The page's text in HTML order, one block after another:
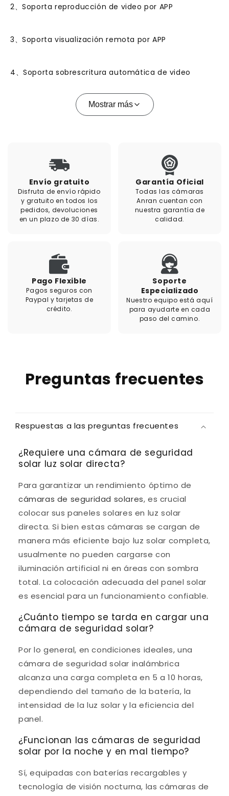
2、Soporta reproducción de video por APP
3、Soporta visualización remota por APP
4、Soporta sobrescritura automática de video
Mostrar más
Envío gratuito
Disfruta de envío rápido
y gratuito en todos los
pedidos, devoluciones
en un plazo de 30 días.
Garantía Oficial
Todas las cámaras
Anran cuentan con
nuestra garantía de
calidad.
Pago Flexible
Pagos seguros con
Paypal y tarjetas de
crédito.
Soporte
Especializado
Nuestro equipo está aquí
para ayudarte en cada
paso del camino.
Preguntas frecuentes
Respuestas a las preguntas frecuentes
¿Requiere una cámara de seguridad
solar luz solar directa?
Para garantizar un rendimiento óptimo de
cámaras de seguridad solares, es crucial
colocar sus paneles solares en luz solar
directa. Si bien estas cámaras se cargan de
manera más eficiente bajo luz solar completa,
usualmente no pueden cargarse con
iluminación artificial ni en áreas con sombra
total. La colocación adecuada del panel solar
es esencial para un funcionamiento confiable.
¿Cuánto tiempo se tarda en cargar una
cámara de seguridad solar?
Por lo general, en condiciones ideales, una
cámara de seguridad solar inalámbrica
alcanza una carga completa en 5 a 10 horas,
dependiendo del tamaño de la batería, la
intensidad de la luz solar y la eficiencia del
panel.
¿Funcionan las cámaras de seguridad
solar por la noche y en mal tiempo?
Sí, equipadas con baterías recargables y
tecnología de visión nocturna, las cámaras de